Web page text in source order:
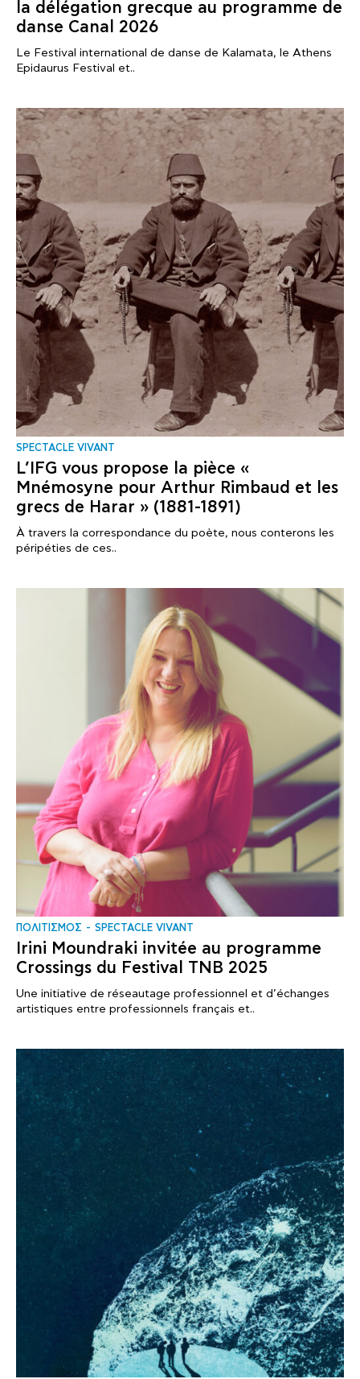
la délégation grecque au programme de
danse Canal 2026
Le Festival international de danse de Kalamata, le Athens
Epidaurus Festival et..
SPECTACLE VIVANT
L’IFG vous propose la pièce «
Mnémosyne pour Arthur Rimbaud et les
grecs de Harar » (1881-1891)
À travers la correspondance du poète, nous conterons les
péripéties de ces..
ΠΟΛΙΤΙΣΜΟΣ SPECTACLE VIVANT
Irini Moundraki invitée au programme
Crossings du Festival TNB 2025
Une initiative de réseautage professionnel et d’échanges
artistiques entre professionnels français et..